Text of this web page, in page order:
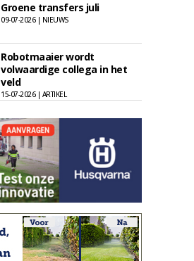
Groene transfers juli
09-07-2026 | NIEUWS
Robotmaaier wordt
volwaardige collega in het
veld
15-07-2026 | ARTIKEL